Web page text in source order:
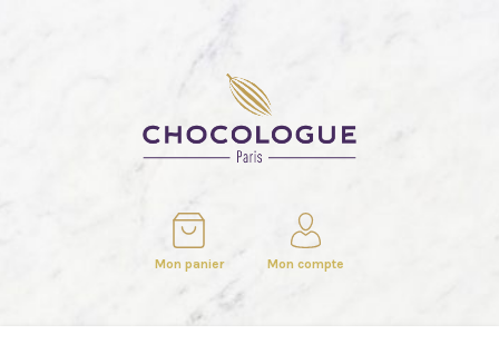
Mon panier Mon compte